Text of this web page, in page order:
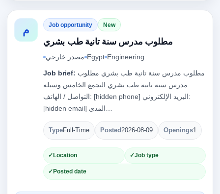
م Job opportunity New
مطلوب مدرس سنة تانية طب بشري
مصدر خارجي Egypt Engineering
Job brief:
مدرس سنة تانيه طب بشري التجمع الخامس وسيلة
التواصل / الهاتف: [hidden phone] البريد الإلكتروني:
TypeFull-Time Posted2026-08-09 Openings1
Location Job type
Posted date